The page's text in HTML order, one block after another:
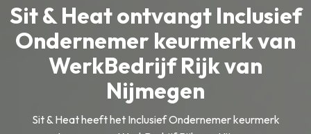
Sit & Heat ontvangt Inclusief
Ondernemer keurmerk van
WerkBedrijf Rijk van
Nijmegen
Sit & Heat heeft het Inclusief Ondernemer keurmerk